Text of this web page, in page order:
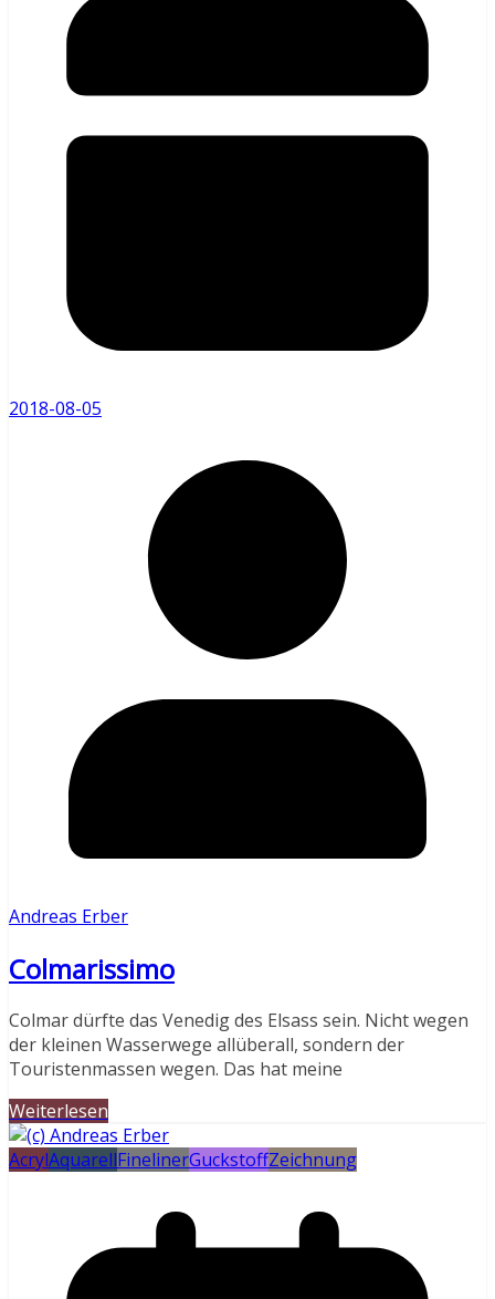
2018-08-05
Andreas Erber
Colmarissimo
Colmar dürfte das Venedig des Elsass sein. Nicht wegen
der kleinen Wasserwege allüberall, sondern der
Touristenmassen wegen. Das hat meine
Weiterlesen
AcrylAquarellFinelinerGuckstoffZeichnung